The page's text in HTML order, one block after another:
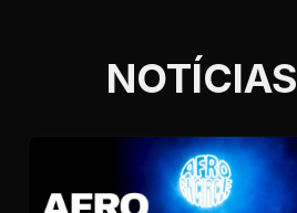
NOTÍCIAS